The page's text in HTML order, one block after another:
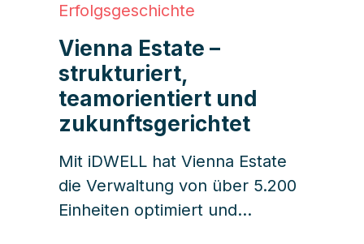
Erfolgsgeschichte
Vienna Estate –
strukturiert,
teamorientiert und
zukunftsgerichtet
Mit iDWELL hat Vienna Estate
die Verwaltung von über 5.200
Einheiten optimiert und